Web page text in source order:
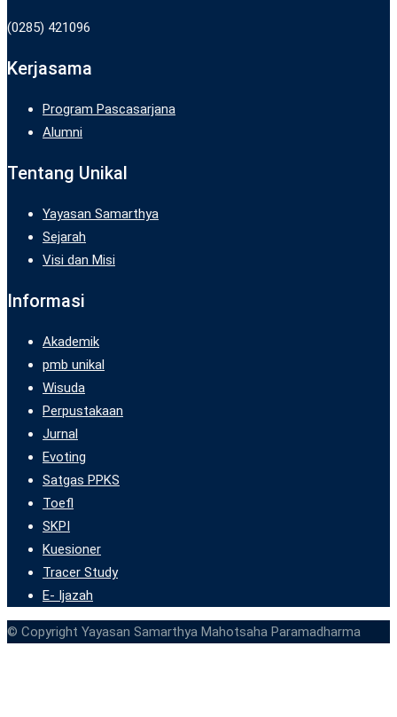
(0285) 421096
Kerjasama
Program Pascasarjana
Alumni
Tentang Unikal
Yayasan Samarthya
Sejarah
Visi dan Misi
Informasi
Akademik
pmb unikal
Wisuda
Perpustakaan
Jurnal
Evoting
Satgas PPKS
Toefl
SKPI
Kuesioner
Tracer Study
E- Ijazah
© Copyright Yayasan Samarthya Mahotsaha Paramadharma